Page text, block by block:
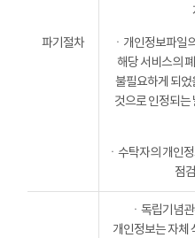
파기절차
ㆍ개인정보파일
해당 서비스의
불필요하게 되었
것으로 인정되는
ㆍ수탁자의 개인
점
ㆍ독립기념
개인정보는 자체